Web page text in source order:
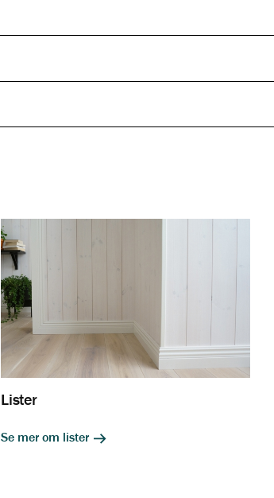
Lister
Se mer om lister